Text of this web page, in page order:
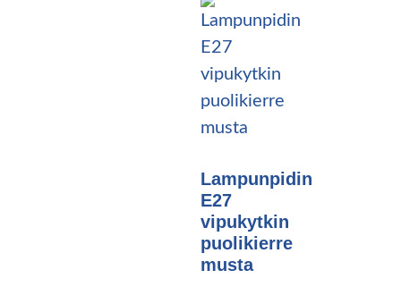
Lampunpidin
E27
vipukytkin
puolikierre
musta